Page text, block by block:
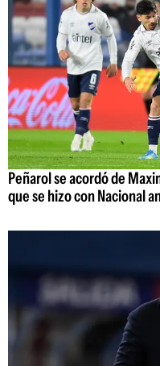
Peñarol se acordó de
que se hizo con Nacional